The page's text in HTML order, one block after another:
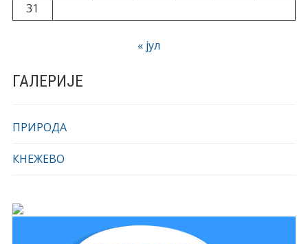
31
« јул
ГАЛЕРИЈЕ
ПРИРОДА
КНЕЖЕВО